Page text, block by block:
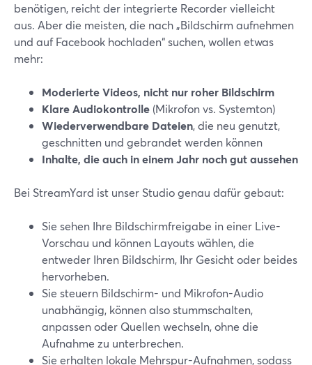
benötigen, reicht der integrierte Recorder vielleicht
aus. Aber die meisten, die nach „Bildschirm aufnehmen
und auf Facebook hochladen“ suchen, wollen etwas
mehr:
Moderierte Videos, nicht nur roher Bildschirm
Klare Audiokontrolle (Mikrofon vs. Systemton)
Wiederverwendbare Dateien, die neu genutzt,
geschnitten und gebrandet werden können
Inhalte, die auch in einem Jahr noch gut aussehen
Bei StreamYard ist unser Studio genau dafür gebaut:
Sie sehen Ihre Bildschirmfreigabe in einer Live-
Vorschau und können Layouts wählen, die
entweder Ihren Bildschirm, Ihr Gesicht oder beides
hervorheben.
Sie steuern Bildschirm- und Mikrofon-Audio
unabhängig, können also stummschalten,
anpassen oder Quellen wechseln, ohne die
Aufnahme zu unterbrechen.
Sie erhalten lokale Mehrspur-Aufnahmen, sodass